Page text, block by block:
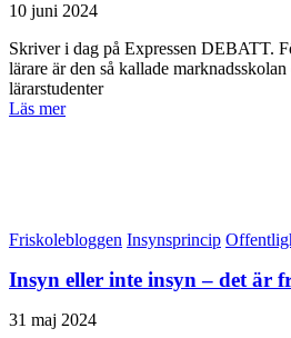
10 juni 2024
Skriver i dag på Expressen DEBATT.
lärare är den så kallade
lärarstudenter
Läs mer
Friskolebloggen Insynsprincip
Insyn eller inte insyn – det är
31 maj 2024